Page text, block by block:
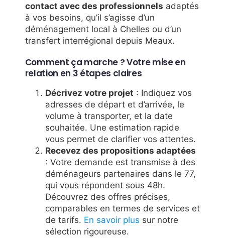
contact avec des professionnels adaptés
à vos besoins, qu’il s’agisse d’un
déménagement local à Chelles ou d’un
transfert interrégional depuis Meaux.
Comment ça marche ? Votre mise en
relation en 3 étapes claires
Décrivez votre projet : Indiquez vos
adresses de départ et d’arrivée, le
volume à transporter, et la date
souhaitée. Une estimation rapide
vous permet de clarifier vos attentes.
Recevez des propositions adaptées
: Votre demande est transmise à des
déménageurs partenaires dans le 77,
qui vous répondent sous 48h.
Découvrez des offres précises,
comparables en termes de services et
de tarifs. En savoir plus sur notre
sélection rigoureuse.